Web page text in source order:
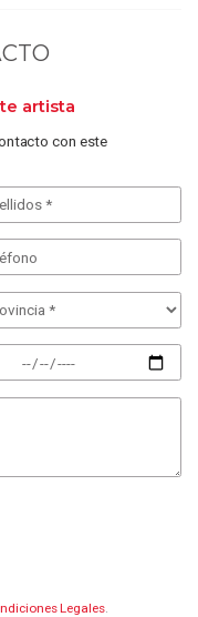
artista
con este
Legales.